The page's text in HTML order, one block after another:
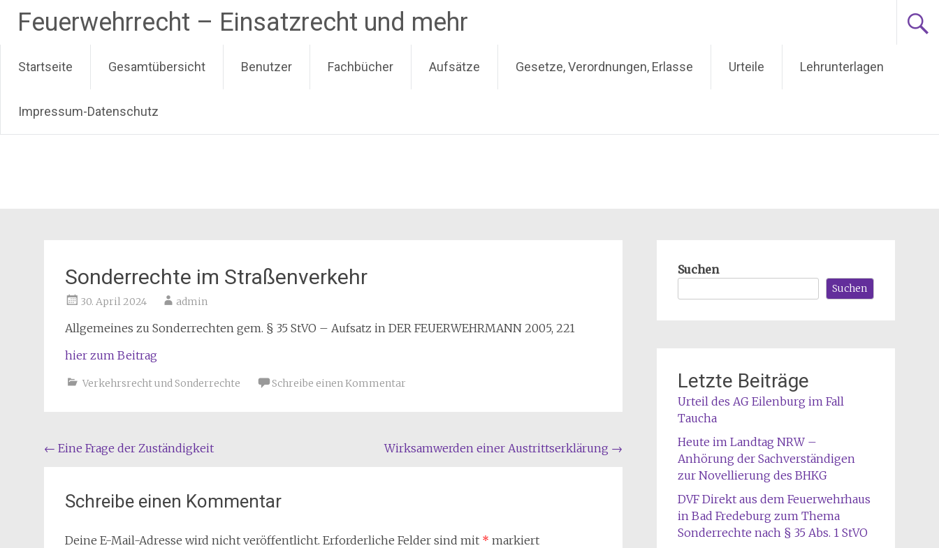
Inhalt
springen
Feuerwehrrecht – Einsatzrecht und mehr
Startseite Gesamtübersicht Benutzer Fachbücher Aufsätze Gesetze, Verordnungen, Erlasse Urteile Lehrunterlagen
Impressum-Datenschutz
Sonderrechte im Straßenverkehr
30. April 2024 admin
Allgemeines zu Sonderrechten gem. § 35 StVO – Aufsatz in DER FEUERWEHRMANN 2005, 221
hier zum Beitrag
Verkehrsrecht und Sonderrechte Schreibe einen Kommentar
Beitragsnavigation
← Eine Frage der Zuständigkeit Wirksamwerden einer Austrittserklärung →
Schreibe einen Kommentar
Deine E-Mail-Adresse wird nicht veröffentlicht. Erforderliche Felder sind mit * markiert
Suchen
Suchen
Letzte Beiträge
Urteil des AG Eilenburg im Fall
Taucha
Heute im Landtag NRW –
Anhörung der Sachverständigen
zur Novellierung des BHKG
DVF Direkt aus dem Feuerwehrhaus
in Bad Fredeburg zum Thema
Sonderrechte nach § 35 Abs. 1 StVO